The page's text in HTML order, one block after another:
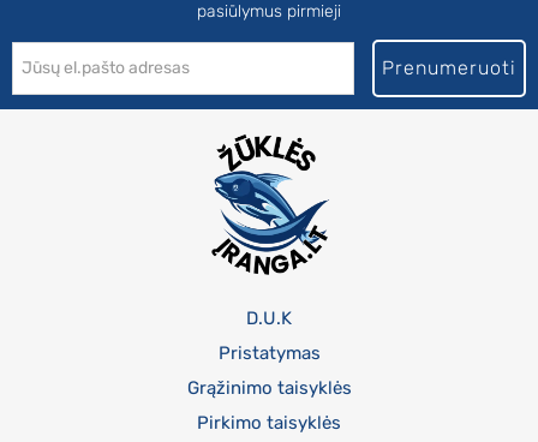
pasiūlymus pirmieji
Prenumeruoti
D.U.K
Pristatymas
Grąžinimo taisyklės
Pirkimo taisyklės